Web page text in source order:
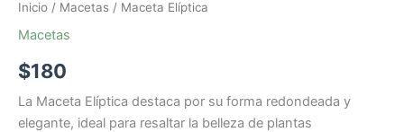
Inicio / Macetas / Maceta Elíptica
Macetas
$180
La Maceta Elíptica destaca por su forma redondeada y
elegante, ideal para resaltar la belleza de plantas